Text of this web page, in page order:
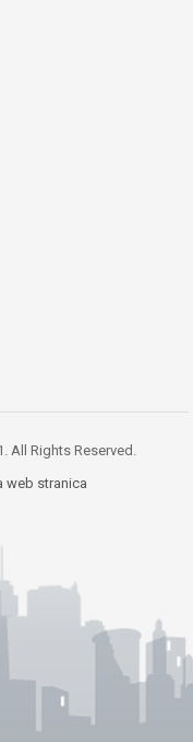
All Rights Reserved.
web stranica